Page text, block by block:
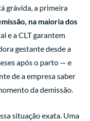
grávida, a primeira
na maioria dos
e a CLT garantem
gestante desde a
após o parto — e
de a empresa saber
da demissão.
situação exata. Uma